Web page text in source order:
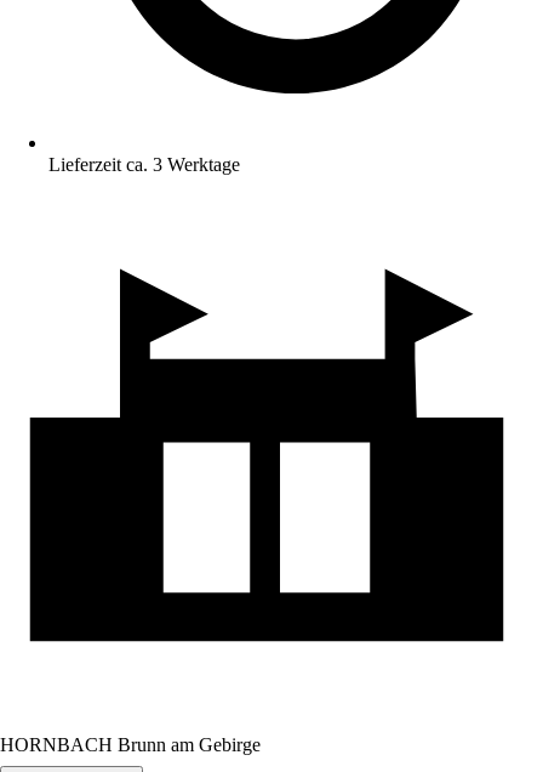
Lieferzeit ca. 3 Werktage
HORNBACH Brunn am Gebirge